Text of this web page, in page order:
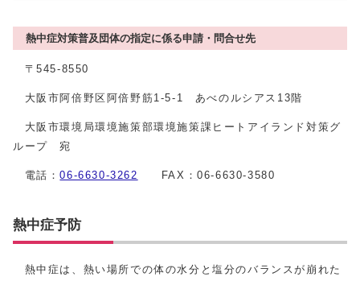
熱中症対策普及団体の指定に係る申請・問合せ先
〒545-8550
大阪市阿倍野区阿倍野筋1-5-1 あべのルシアス13階
大阪市環境局環境施策部環境施策課ヒートアイランド対策グ
ループ 宛
電話：06-6630-3262 FAX：06-6630-3580
熱中症予防
熱中症は、熱い場所での体の水分と塩分のバランスが崩れた